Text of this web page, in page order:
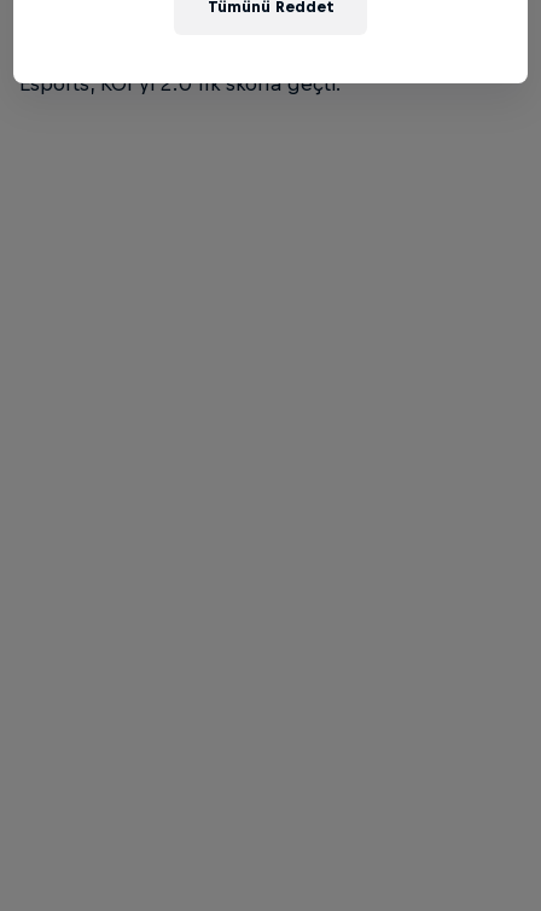
2:1 mağlup eden BBL Esports grup aşamasına
Esports, KOI'yi 2:0'lık skorla geçti.
Tümünü Reddet